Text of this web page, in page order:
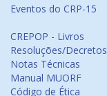
Eventos do CRP-15
CREPOP - Livros
Resoluções/Decretos
Notas Técnicas
Manual MUORF
Código de Ética